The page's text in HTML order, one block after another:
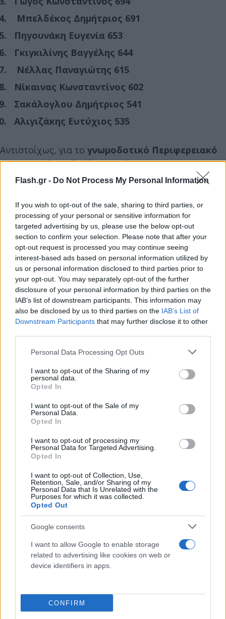
Flash.gr - Do Not Process My Personal Information
If you wish to opt-out of the sale, sharing to third parties, or
processing of your personal or sensitive information for
targeted advertising by us, please use the below opt-out
section to confirm your selection. Please note that after your
opt-out request is processed you may continue seeing
interest-based ads based on personal information utilized by
us or personal information disclosed to third parties prior to
your opt-out. You may separately opt-out of the further
disclosure of your personal information by third parties on the
IAB’s list of downstream participants. This information may
also be disclosed by us to third parties on the IAB’s List of
Downstream Participants that may further disclose it to other
Please note that this website/app uses one or more Google
not limited to your visit or usage behaviour. You may click to
grant or deny consent to Google and its third-party tags to
use your data for below specified purposes in below Google
consent section.
Personal Data Processing Opt Outs
I want to opt-out of the Sharing of my
personal data.
Opted In
I want to opt-out of the Sale of my
Personal Data.
Opted In
I want to opt-out of processing my
Personal Data for Targeted Advertising.
Opted In
I want to opt-out of Collection, Use,
Retention, Sale, and/or Sharing of my
Personal Data that Is Unrelated with the
Purposes for which it was collected.
Opted Out
Google consents
I want to allow Google to enable storage
related to advertising like cookies on web or
device identifiers in apps.
CONFIRM
Μπελδέκος Δημήτριος 691
Πηγουνάκη Ευγενία 653
Γκιγκιλίνης Βαγγέλης 644
Νέλλας Παναγιώτης 615
Νίκαινας Κωνσταντίνος 602
Σακάλογλου Δημήτριος 541
Αλιγιζάκης Ευτύχιος 535
Αντιστοίχως, για το γνωμοδοτικό Περιφερειακό
Διοικητικό Συμβούλιο της Ένωσηςσε
ενσωμάτωση 42 εκ των 43 εκλογικών
δικηγόροικαι οι υποψήφιοι έλαβαν τους εξής
σταυρούς:
Χαραλαμπίδου Στυλιανή 395
Μανωλεσάκης Νικόλαος 320